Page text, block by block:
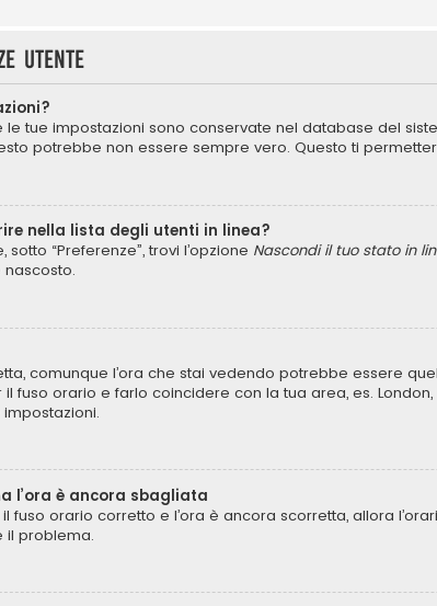
utente
le tue impostazioni sono conservate nel database del
potrebbe non essere sempre vero. Questo ti
nella lista degli utenti in linea?
“Preferenze”, trovi l’opzione Nascondi il tuo stato in
comunque l’ora che stai vedendo potrebbe essere
fuso orario e farlo coincidere con la tua area, es.
l’ora è ancora sbagliata
fuso orario corretto e l’ora è ancora scorretta, allora
il problema.